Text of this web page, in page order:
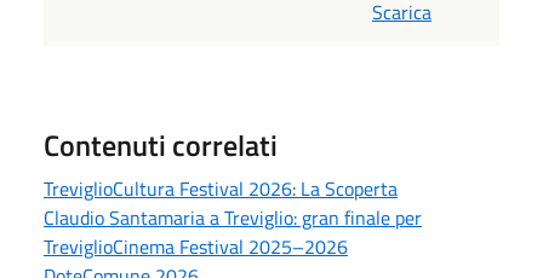
Scarica
Contenuti correlati
TreviglioCultura Festival 2026: La Scoperta
Claudio Santamaria a Treviglio: gran finale per
TreviglioCinema Festival 2025–2026